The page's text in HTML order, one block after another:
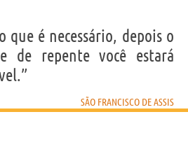
que é necessário, depois o
de repente você estará
SÃO FRANCISCO DE ASSIS